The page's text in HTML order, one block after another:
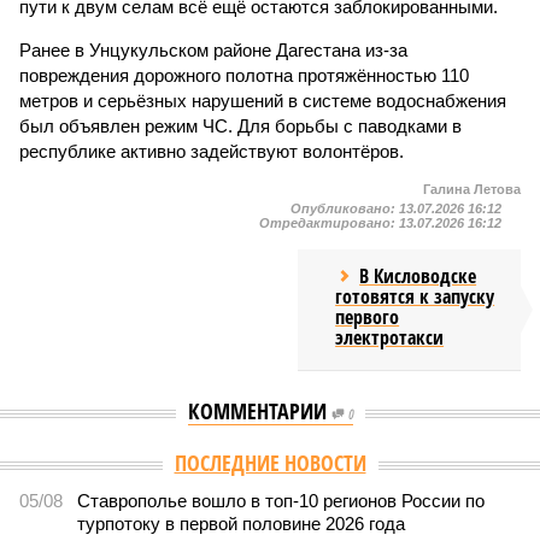
пути к двум селам всё ещё остаются заблокированными.
Ранее в Унцукульском районе Дагестана из-за
повреждения дорожного полотна протяжённостью 110
метров и серьёзных нарушений в системе водоснабжения
был объявлен режим ЧС. Для борьбы с паводками в
республике активно задействуют волонтёров.
Галина Летова
Опубликовано: 13.07.2026 16:12
Отредактировано: 13.07.2026 16:12
В Кисловодске
готовятся к запуску
первого
электротакси
КОММЕНТАРИИ 0
ПОСЛЕДНИЕ НОВОСТИ
05/08
Ставрополье вошло в топ-10 регионов России по
турпотоку в первой половине 2026 года